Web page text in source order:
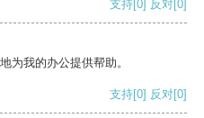
支持[0] 反对[0]
为我的办公提供帮助。
支持[0] 反对[0]